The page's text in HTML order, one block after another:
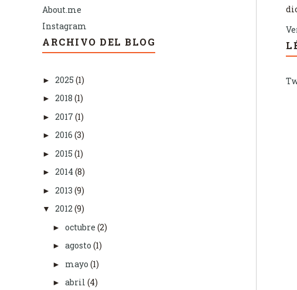
About.me
Instagram
ARCHIVO DEL BLOG
► 2025 (1)
► 2018 (1)
► 2017 (1)
► 2016 (3)
► 2015 (1)
► 2014 (8)
► 2013 (9)
▼ 2012 (9)
► octubre (2)
► agosto (1)
► mayo (1)
► abril (4)